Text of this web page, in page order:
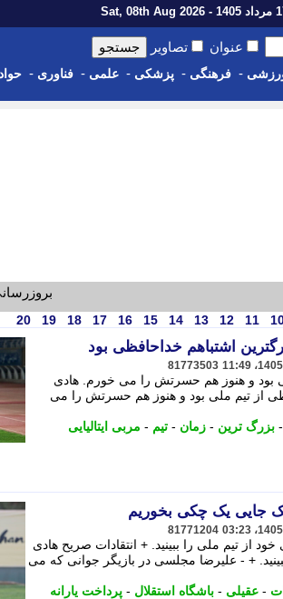
عنوان تصاویر
- فرهنگی - پزشکی - علمی - فناوری -
بروزرسانی:
11
12
13
14
15
16
17
18
19
20
81773503
بود و هنوز هم حسرتش را می خورم. هادی
از تیم ملی بود و هنوز هم حسرتش را می
- بزرگ ترین - زمان - تیم - مربی ایتالیایی
یک جایی یک چکی بخوریم
81771204
از تیم ملی را ببینید. + انتقادات صریح هادی
+ - علیرضا مجلسی در بازیگر جوانی که می
- عقیلی - باشگاه استقلال - پرداخت یارانه